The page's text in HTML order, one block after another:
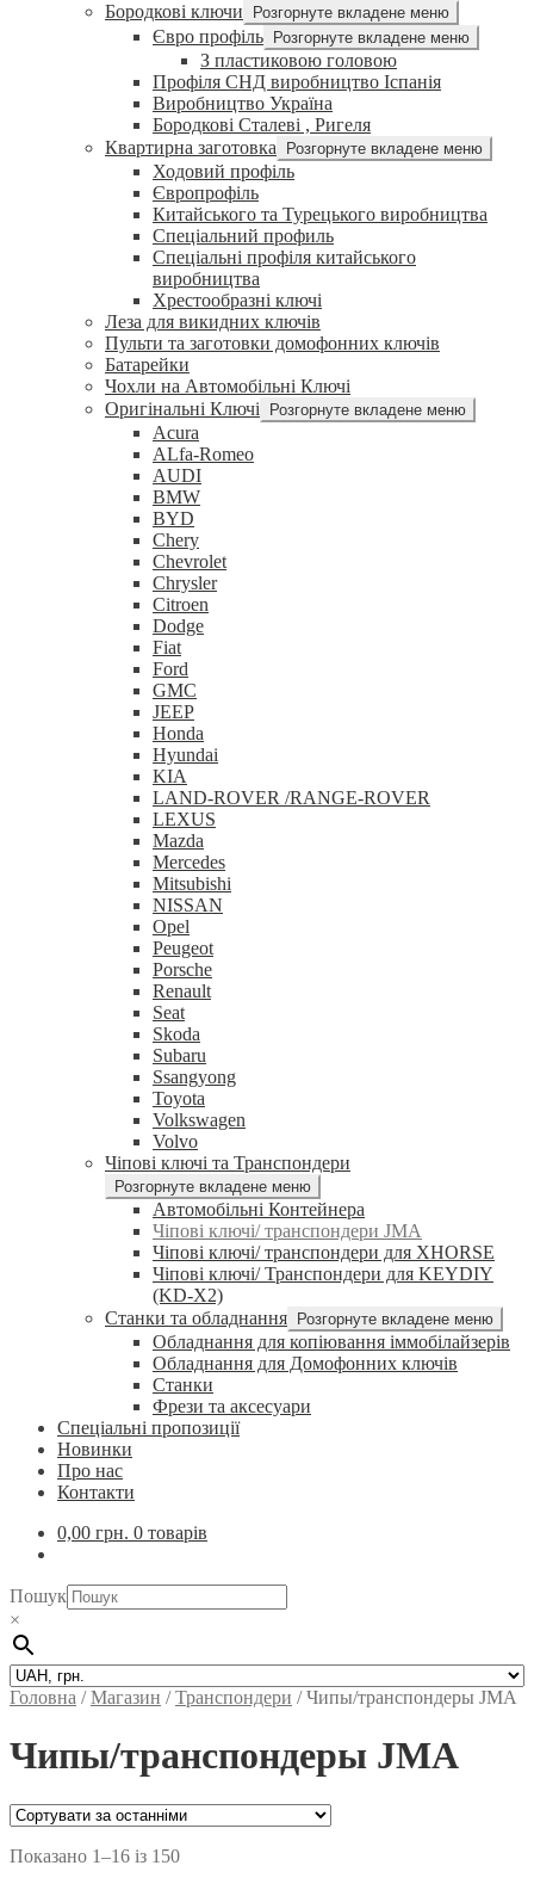
Бородкові ключи
Розгорнуте вкладене меню
Євро профіль Розгорнуте вкладене меню
З пластиковою головою
Профіля СНД виробництво Іспанія
Виробництво Україна
Бородкові Сталеві , Ригеля
Квартирна заготовка
Розгорнуте вкладене меню
Ходовий профіль
Європрофіль
Китайського та Турецького виробництва
Спеціальний профиль
Спеціальні профіля китайського
виробництва
Хрестообразні ключі
Леза для викидних ключів
Пульти та заготовки домофонних ключів
Батарейки
Чохли на Автомобільні Ключі
Оригінальні Ключі
Розгорнуте вкладене меню
Acura
ALfa-Romeo
AUDI
BMW
BYD
Chery
Chevrolet
Chrysler
Citroen
Dodge
Fiat
Ford
GMC
JEEP
Honda
Hyundai
KIA
LAND-ROVER /RANGE-ROVER
LEXUS
Mazda
Mercedes
Mitsubishi
NISSAN
Opel
Peugeot
Porsche
Renault
Seat
Skoda
Subaru
Ssangyong
Toyota
Volkswagen
Volvo
Чіпові ключі та Транспондери
Розгорнуте вкладене меню
Автомобільні Контейнера
Чіпові ключі/ транспондери JMA
Чіпові ключі/ транспондери для XHORSE
Чіпові ключі/ Транспондери для KEYDIY
(KD-X2)
Станки та обладнання
Розгорнуте вкладене меню
Обладнання для копіювання іммобілайзерів
Обладнання для Домофонних ключів
Станки
Фрези та аксесуари
Спеціальні пропозиції
Новинки
Про нас
Контакти
0,00 грн. 0 товарів
Пошук
×
Головна /Магазин /Транспондери /Чипы/транспондеры JMA
Чипы/транспондеры JMA
Показано 1–16 із 150